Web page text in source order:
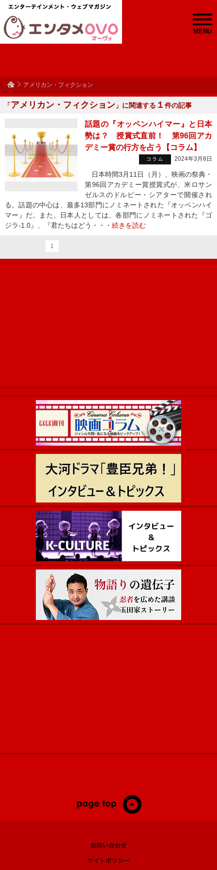
MENU
アメリカン・フィクション
「アメリカン・フィクション 」に関連する １ 件の記事
話題の『オッペンハイマー』と日本
勢は？ 授賞式直前！ 第96回アカ
デミー賞の行方を占う【コラム】
コラム 2024年3月8日
日本時間3月11日（月）、映画の祭典・
第96回アカデミー賞授賞式が、米ロサン
ゼルスのドルビー・シアターで開催され
る。話題の中心は、最多13部門にノミネートされた『オッペンハイ
マー』だ。また、日本人としては、各部門にノミネートされた『ゴ
ジラ-1.0』、『君たちはどう・・・ 続きを読む
1